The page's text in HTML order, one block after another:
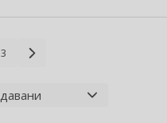
3